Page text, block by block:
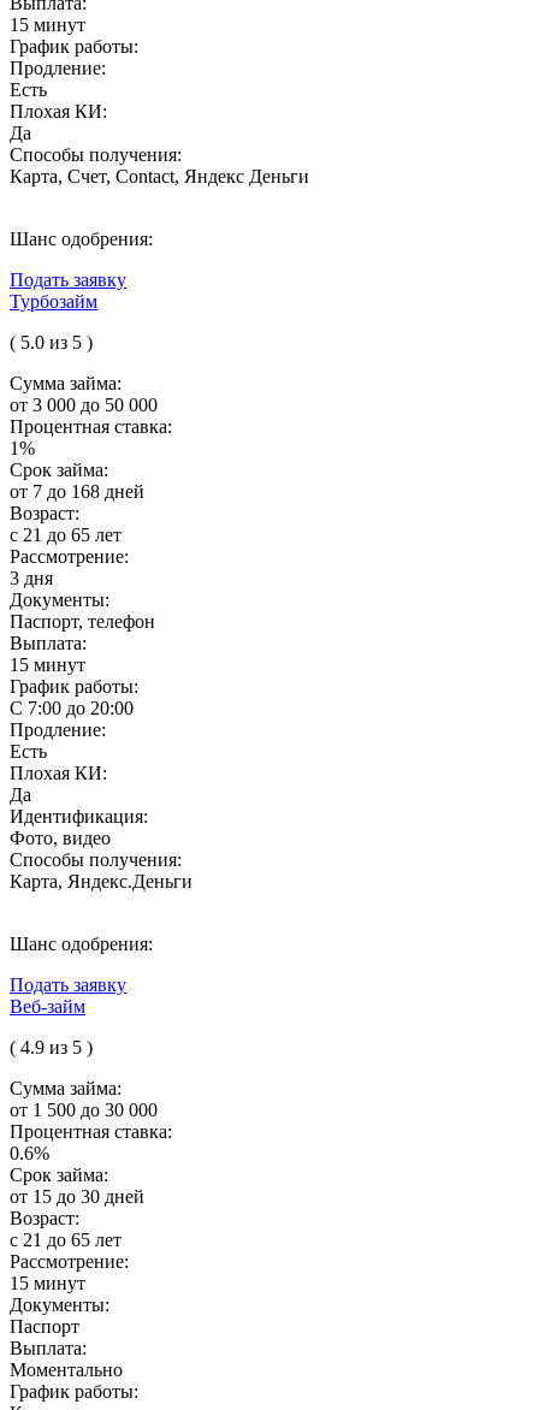
15 минут
График работы:
Продление:
Есть
Плохая КИ:
Да
Способы получения:
Карта, Счет, Contact, Яндекс Деньги
Шанс одобрения:
Подать заявку
Турбозайм
( 5.0 из 5 )
Сумма займа:
от 3 000 до 50 000
Процентная ставка:
1%
Срок займа:
от 7 до 168 дней
Возраст:
с 21 до 65 лет
Рассмотрение:
3 дня
Документы:
Паспорт, телефон
Выплата:
15 минут
График работы:
С 7:00 до 20:00
Продление:
Есть
Плохая КИ:
Да
Идентификация:
Фото, видео
Способы получения:
Карта, Яндекс.Деньги
Шанс одобрения:
Подать заявку
Веб-займ
( 4.9 из 5 )
Сумма займа:
от 1 500 до 30 000
Процентная ставка:
0.6%
Срок займа:
от 15 до 30 дней
Возраст:
с 21 до 65 лет
Рассмотрение:
15 минут
Документы:
Паспорт
Выплата:
Моментально
График работы: